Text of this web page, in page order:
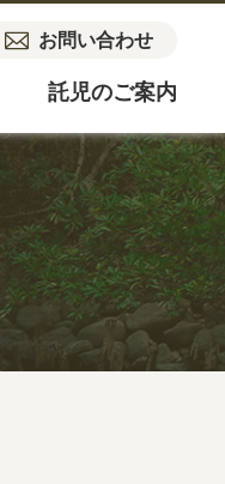
お問い合わせ
託児のご案内